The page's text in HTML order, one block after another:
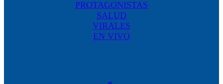
PROTAGONISTAS
SALUD
VIRALES
EN VIVO